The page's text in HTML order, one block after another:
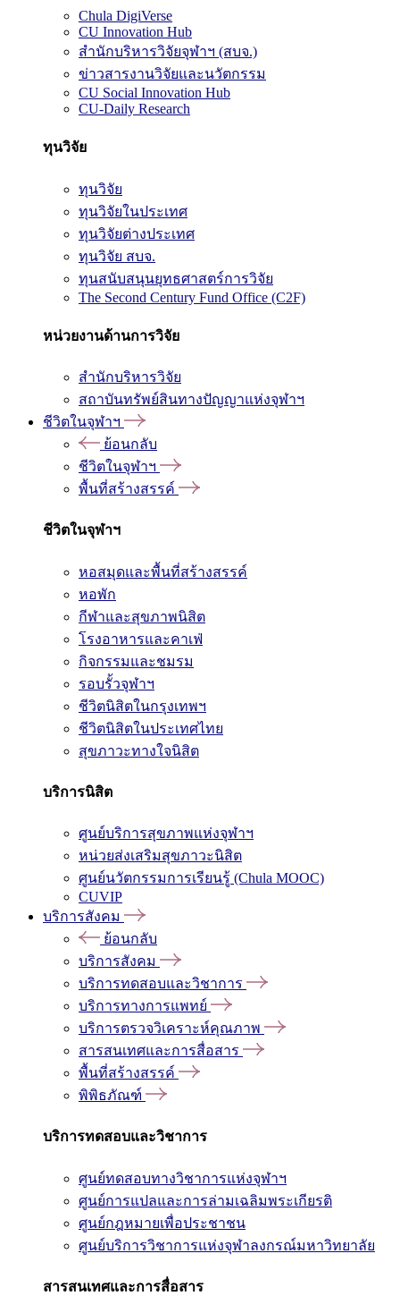
Chula DigiVerse
CU Innovation Hub
สำนักบริหารวิจัยจุฬาฯ (สบจ.)
ข่าวสารงานวิจัยและนวัตกรรม
CU Social Innovation Hub
CU-Daily Research
ทุนวิจัย
ทุนวิจัย
ทุนวิจัยในประเทศ
ทุนวิจัยต่างประเทศ
ทุนวิจัย สบจ.
ทุนสนับสนุนยุทธศาสตร์การวิจัย
The Second Century Fund Office (C2F)
หน่วยงานด้านการวิจัย
สำนักบริหารวิจัย
สถาบันทรัพย์สินทางปัญญาแห่งจุฬาฯ
ชีวิตในจุฬาฯ
ย้อนกลับ
ชีวิตในจุฬาฯ
พื้นที่สร้างสรรค์
ชีวิตในจุฬาฯ
หอสมุดและพื้นที่สร้างสรรค์
หอพัก
กีฬาและสุขภาพนิสิต
โรงอาหารและคาเฟ่
กิจกรรมและชมรม
รอบรั้วจุฬาฯ
ชีวิตนิสิตในกรุงเทพฯ
ชีวิตนิสิตในประเทศไทย
สุขภาวะทางใจนิสิต
บริการนิสิต
ศูนย์บริการสุขภาพแห่งจุฬาฯ
หน่วยส่งเสริมสุขภาวะนิสิต
ศูนย์นวัตกรรมการเรียนรู้ (Chula MOOC)
CUVIP
บริการสังคม
ย้อนกลับ
บริการสังคม
บริการทดสอบและวิชาการ
บริการทางการแพทย์
บริการตรวจวิเคราะห์คุณภาพ
สารสนเทศและการสื่อสาร
พื้นที่สร้างสรรค์
พิพิธภัณฑ์
บริการทดสอบและวิชาการ
ศูนย์ทดสอบทางวิชาการแห่งจุฬาฯ
ศูนย์การแปลและการล่ามเฉลิมพระเกียรติ
ศูนย์กฎหมายเพื่อประชาชน
ศูนย์บริการวิชาการแห่งจุฬาลงกรณ์มหาวิทยาลัย
สารสนเทศและการสื่อสาร